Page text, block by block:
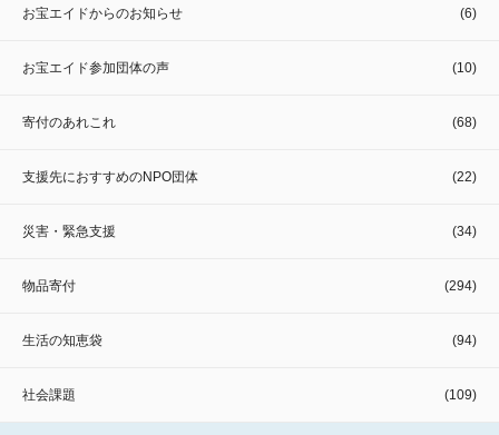
お宝エイドからのお知らせ (6)
お宝エイド参加団体の声 (10)
寄付のあれこれ (68)
支援先におすすめのNPO団体 (22)
災害・緊急支援 (34)
物品寄付 (294)
生活の知恵袋 (94)
社会課題 (109)